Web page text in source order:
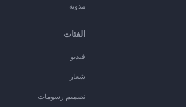
مدونة
الفئات
فيديو
شعار
تصميم رسومات